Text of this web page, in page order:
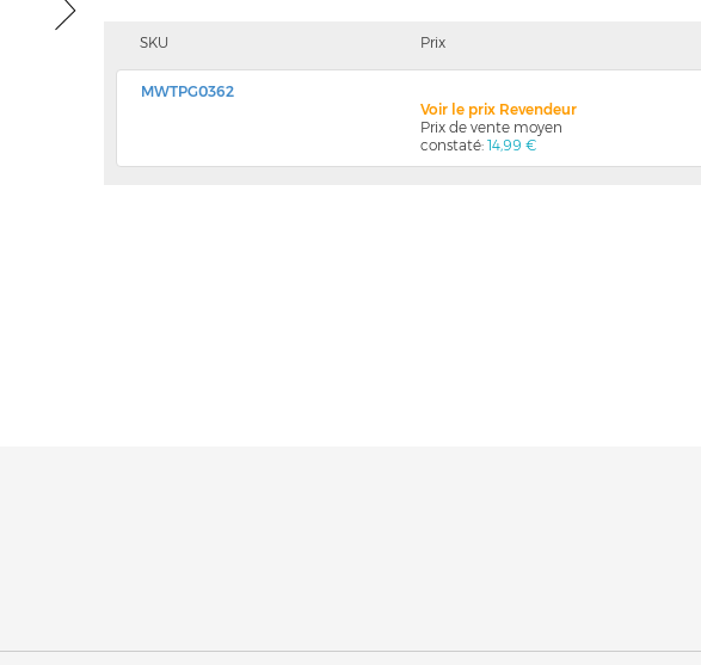
SKU Prix
MWTPG0362
Voir le prix Revendeur
Prix de vente moyen
constaté:14,99 €